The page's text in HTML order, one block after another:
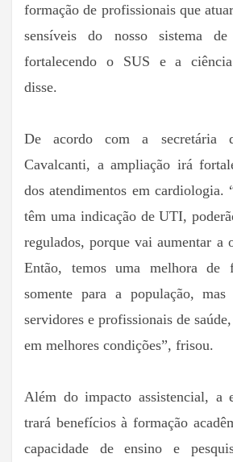
formação de profissionais que
sensíveis do nosso sistema de
fortalecendo o SUS e a ciência
disse.
De acordo com a secretária
Cavalcanti, a ampliação irá
dos atendimentos em cardiologia.
têm uma indicação de UTI,
regulados, porque vai aumentar a
Então, temos uma melhora de
somente para a população,
servidores e profissionais de
em melhores condições”, frisou.
Além do impacto assistencial, a
trará benefícios à formação
capacidade de ensino e